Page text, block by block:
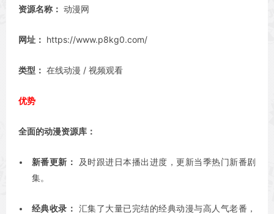
资源名称： 动漫网
网址： https://www.p8kg0.com/
类型： 在线动漫 / 视频观看
优势
全面的动漫资源库：
新番更新：
及时跟进日本播出进度，更新当季热门新番剧
集。
经典收录： 汇集了大量已完结的经典动漫与高人气老番，